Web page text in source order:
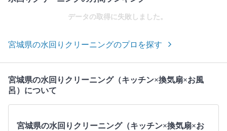
データの取得に失敗しました。
宮城県の水回りクリーニングのプロを探す
宮城県の水回りクリーニング（キッチン×換気扇×お風
呂）について
宮城県の水回りクリーニング（キッチン×換気扇×お